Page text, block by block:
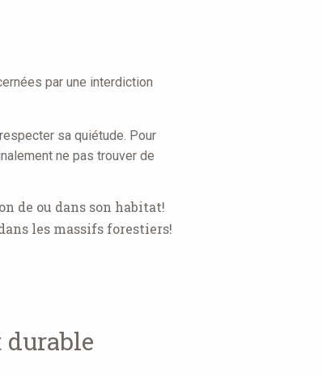
par une interdiction
sa quiétude. Pour
ne pas trouver de
de ou dans son habitat!
les massifs forestiers!
durable